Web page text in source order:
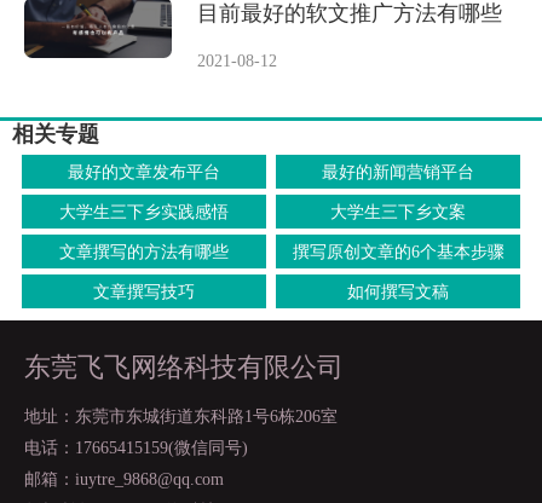
目前最好的软文推广方法有哪些
2021-08-12
相关专题
最好的文章发布平台 最好的新闻营销平台
大学生三下乡实践感悟 大学生三下乡文案
文章撰写的方法有哪些 撰写原创文章的6个基本步骤
文章撰写技巧 如何撰写文稿
东莞飞飞网络科技有限公司
地址：东莞市东城街道东科路1号6栋206室
电话：17665415159(微信同号)
邮箱：iuytre_9868@qq.com